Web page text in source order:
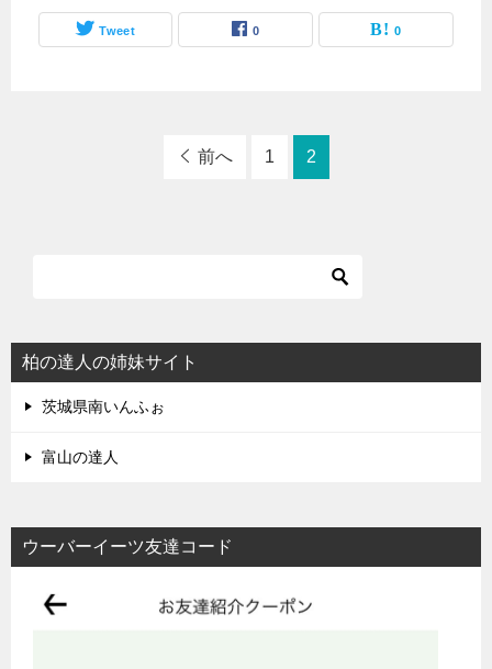
Tweet 0 0
前へ 1 2
柏の達人の姉妹サイト
茨城県南いんふぉ
富山の達人
ウーバーイーツ友達コード